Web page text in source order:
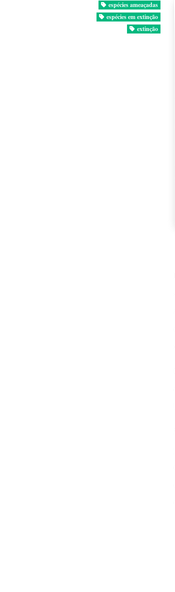
espécies ameaçadas
espécies em extinção
extinção